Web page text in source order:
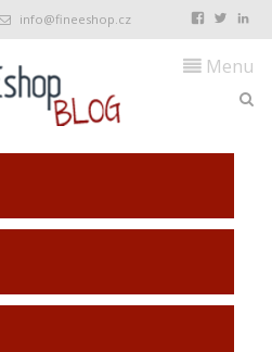
info@fineeshop.cz
Menu